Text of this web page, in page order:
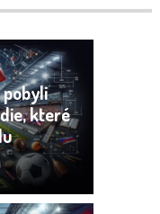
pobyli
které